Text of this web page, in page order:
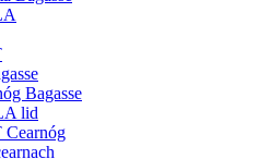
Bagasse
lid
Cearnóg